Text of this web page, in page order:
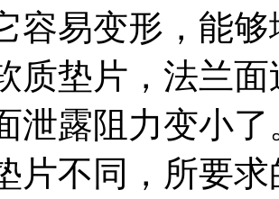
容易变形，能
质垫片，法兰
泄露阻力变小了
片不同，所要